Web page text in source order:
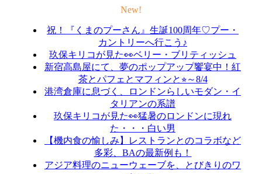
New!
祝！『くまのプーさん』生誕100周年♡プー・
カントリーへ行こう♪
玖保キリコが見た👀ベリー・ブリティッシュ
新宿高島屋にて、夢のポップアップ饗宴中！紅
茶とパフェとマフィンと⭐︎～8/4
港湾倉庫に息づく、ロンドンらしいモダン・イ
タリアンの系譜
玖保キリコが見た👀猛暑のロンドンに現れ
た・・・白い男
【機内食の愉しみ】レストランとのコラボなど
多彩、BAの最新例も！
アジア料理のニューウェーブを、とびきりのワ